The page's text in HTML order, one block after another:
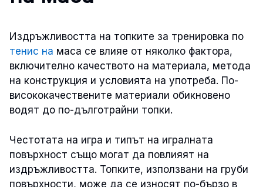
Издръжливостта на топките за тренировка по
тенис на маса се влияе от няколко фактора,
включително качеството на материала, метода
на конструкция и условията на употреба. По-
висококачествените материали обикновено
водят до по-дълготрайни топки.
Честотата на игра и типът на игралната
повърхност също могат да повлияят на
издръжливостта. Топките, използвани на груби
повърхности, може да се износят по-бързо в